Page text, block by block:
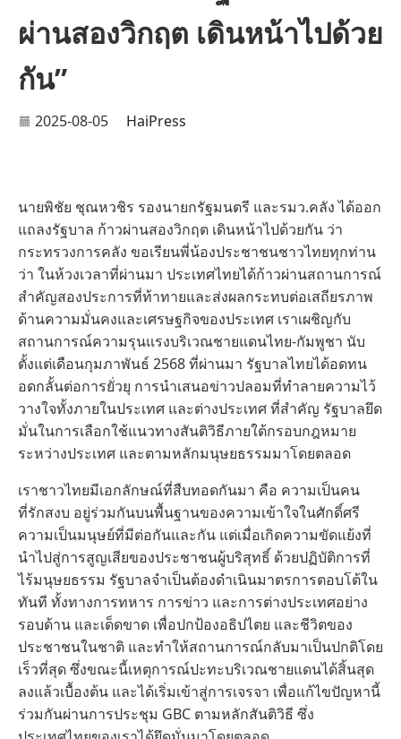
ผ่านสองวิกฤต เดินหน้าไปด้วย
กัน”
2025-08-05 HaiPress
นายพิชัย ชุณหวชิร รองนายกรัฐมนตรี และรมว.คลัง ได้ออก
แถลงรัฐบาล ก้าวผ่านสองวิกฤต เดินหน้าไปด้วยกัน ว่า
กระทรวงการคลัง ขอเรียนพี่น้องประชาชนชาวไทยทุกท่าน
ว่า ในห้วงเวลาที่ผ่านมา ประเทศไทยได้ก้าวผ่านสถานการณ์
สำคัญสองประการที่ท้าทายและส่งผลกระทบต่อเสถียรภาพ
ด้านความมั่นคงและเศรษฐกิจของประเทศ เราเผชิญกับ
สถานการณ์ความรุนแรงบริเวณชายแดนไทย-กัมพูชา นับ
ตั้งแต่เดือนกุมภาพันธ์ 2568 ที่ผ่านมา รัฐบาลไทยได้อดทน
อดกลั้นต่อการยั่วยุ การนำเสนอข่าวปลอมที่ทำลายความไว้
วางใจทั้งภายในประเทศ และต่างประเทศ ที่สำคัญ รัฐบาลยึด
มั่นในการเลือกใช้แนวทางสันติวิธีภายใต้กรอบกฎหมาย
ระหว่างประเทศ และตามหลักมนุษยธรรมมาโดยตลอด
เราชาวไทยมีเอกลักษณ์ที่สืบทอดกันมา คือ ความเป็นคน
ที่รักสงบ อยู่ร่วมกันบนพื้นฐานของความเข้าใจในศักดิ์ศรี
ความเป็นมนุษย์ที่มีต่อกันและกัน แต่เมื่อเกิดความขัดแย้งที่
นำไปสู่การสูญเสียของประชาชนผู้บริสุทธิ์ ด้วยปฏิบัติการที่
ไร้มนุษยธรรม รัฐบาลจำเป็นต้องดำเนินมาตรการตอบโต้ใน
ทันที ทั้งทางการทหาร การข่าว และการต่างประเทศอย่าง
รอบด้าน และเด็ดขาด เพื่อปกป้องอธิปไตย และชีวิตของ
ประชาชนในชาติ และทำให้สถานการณ์กลับมาเป็นปกติโดย
เร็วที่สุด ซึ่งขณะนี้เหตุการณ์ปะทะบริเวณชายแดนได้สิ้นสุด
ลงแล้วเบื้องต้น และได้เริ่มเข้าสู่การเจรจา เพื่อแก้ไขปัญหานี้
ร่วมกันผ่านการประชุม GBC ตามหลักสันติวิธี ซึ่ง